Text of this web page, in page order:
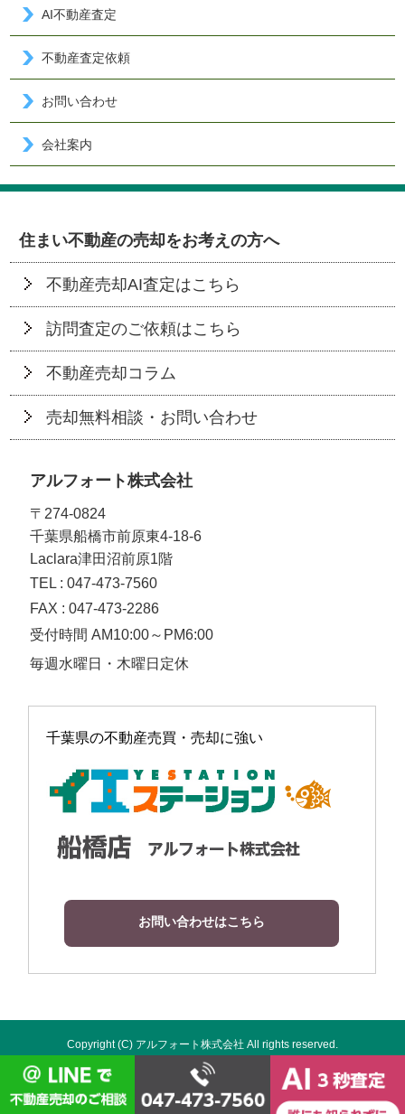
AI不動産査定
不動産査定依頼
お問い合わせ
会社案内
住まい不動産の売却をお考えの方へ
不動産売却AI査定はこちら
訪問査定のご依頼はこちら
不動産売却コラム
売却無料相談・お問い合わせ
アルフォート株式会社
〒274-0824
千葉県船橋市前原東4-18-6
Laclara津田沼前原1階
TEL : 047-473-7560
FAX : 047-473-2286
受付時間 AM10:00～PM6:00
毎週水曜日・木曜日定休
千葉県の不動産売買・売却に強い
お問い合わせはこちら
Copyright (C) アルフォート株式会社 All rights reserved.